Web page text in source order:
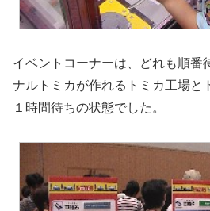
イベントコーナーは、どれも順番
ナルトミカが作れるトミカ工場と
１時間待ちの状態でした。